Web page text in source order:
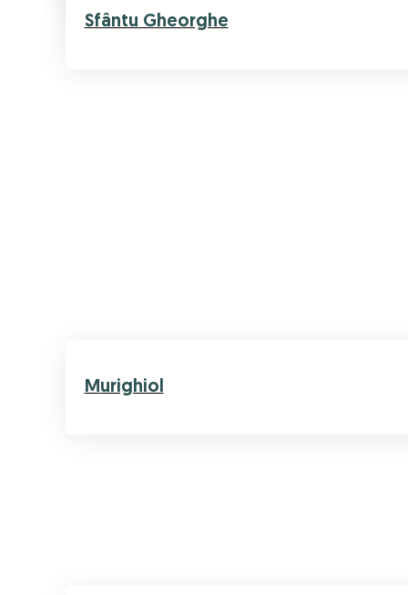
Sfântu Gheorghe
Murighiol